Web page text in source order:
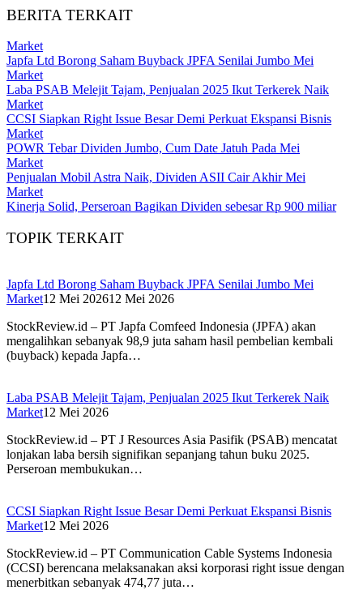
BERITA TERKAIT
Market
Japfa Ltd Borong Saham Buyback JPFA Senilai Jumbo Mei
Market
Laba PSAB Melejit Tajam, Penjualan 2025 Ikut Terkerek Naik
Market
CCSI Siapkan Right Issue Besar Demi Perkuat Ekspansi Bisnis
Market
POWR Tebar Dividen Jumbo, Cum Date Jatuh Pada Mei
Market
Penjualan Mobil Astra Naik, Dividen ASII Cair Akhir Mei
Market
Kinerja Solid, Perseroan Bagikan Dividen sebesar Rp 900 miliar
TOPIK TERKAIT
Japfa Ltd Borong Saham Buyback JPFA Senilai Jumbo Mei
Market12 Mei 202612 Mei 2026
StockReview.id – PT Japfa Comfeed Indonesia (JPFA) akan
mengalihkan sebanyak 98,9 juta saham hasil pembelian kembali
(buyback) kepada Japfa…
Laba PSAB Melejit Tajam, Penjualan 2025 Ikut Terkerek Naik
Market12 Mei 2026
StockReview.id – PT J Resources Asia Pasifik (PSAB) mencatat
lonjakan laba bersih signifikan sepanjang tahun buku 2025.
Perseroan membukukan…
CCSI Siapkan Right Issue Besar Demi Perkuat Ekspansi Bisnis
Market12 Mei 2026
StockReview.id – PT Communication Cable Systems Indonesia
(CCSI) berencana melaksanakan aksi korporasi right issue dengan
menerbitkan sebanyak 474,77 juta…